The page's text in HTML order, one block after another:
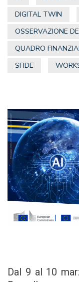
DIGITAL TWIN
OSSERVAZIONE
QUADRO
SFIDE
Dal 9 al 10